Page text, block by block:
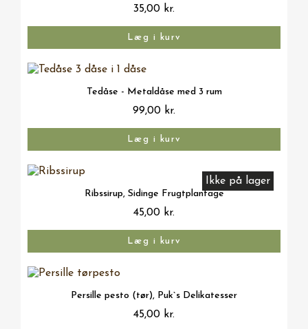
35,00 kr.
Læg i kurv
Vis her
Tedåse - Metaldåse med 3 rum
99,00 kr.
Læg i kurv
Vis her
Ikke på lager
Ribssirup, Sidinge Frugtplantage
45,00 kr.
Læg i kurv
Vis her
Persille pesto (tør), Puk`s Delikatesser
45,00 kr.